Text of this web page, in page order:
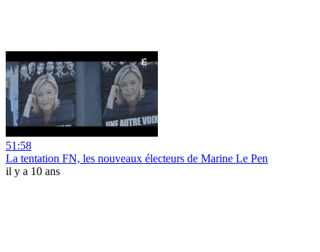
51:58
La tentation FN, les nouveaux électeurs de Marine Le Pen
il y a 10 ans